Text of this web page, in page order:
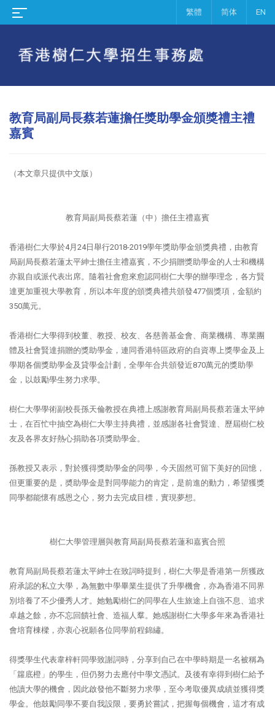
繁體 简体 EN
教育局副局長蔡若蓮擔任獎助學金頒獎禮主禮
嘉賓
（本文章只提供中文版）
教育局副局長蔡若蓮（中）擔任主禮嘉賓
香港樹仁大學於4月24日舉行2018-2019學年獎助學金頒獎典禮，由教育
局副局長蔡若蓮太平紳士擔任主禮嘉賓，不少捐贈獎助學金的人士和機構
亦親自或派代表出席。隨着社會愈來愈認同樹仁大學的辦學理念，各方賢
達更加重視大學教育，所以本年度的頒獎典禮共頒發477個獎項，金額約
350萬元。
香港樹仁大學得到校董、教授、校友、各慈善基金會、商業機構、專業團
體及社會賢達捐贈的獎助學金，連同香港特區政府的自資專上獎學金及上
學期各個獎助學金及貸學金計劃，全學年合共頒發近870萬元的獎助學
金，以鼓勵學生努力求學。
樹仁大學學術副校長孫天倫教授在典禮上感謝教育局副局長蔡若蓮太平紳
士，在百忙中抽空為樹仁大學主持典禮，並感謝各社會賢達、歷屆樹仁校
友及各界友好熱心捐助各項獎助學金。
孫教授又表示，對於獲得獎助學金的同學，今天固然可留下美好的回憶，
但更重要的是，奬助學金是對同學能力的肯定，是前進的動力，希望獲獎
同學都能懷有感恩之心，努力去完成目標，實現夢想。
樹仁大學管理層與教育局副局長蔡若蓮和嘉賓合照
教育局副局長蔡若蓮太平紳士在致詞時提到，樹仁大學是香港第一所獲政
府承認的私立大學，為無數中學畢業生提供了升學機會，亦為香港不同界
別培養了不少優秀人才。她勉勵樹仁的同學在人生旅途上自強不息、追求
卓越之餘，亦不忘回饋社會、造福人羣。她感謝樹仁大學多年來為香港社
會培育棟樑，亦衷心祝願各位同學前程錦繡。
得獎學生代表韋梓軒同學致謝詞時，分享到自己在中學時期是一名被稱為
「籮底橙」的學生，但仍努力去應付中學文憑試。及後有幸得到樹仁給予
他讀大學的機會，因此啟發他不斷努力求學，至今考取優異成績並獲得獎
學金。他鼓勵同學不要自我設限，要勇於嘗試，把握每個機會，這才有成